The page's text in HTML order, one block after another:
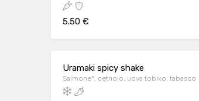
5.50 €
Uramaki spicy shake
Salmone*, cetriolo, uova tobiko, tabasco